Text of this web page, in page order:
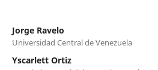
Jorge Ravelo
Universidad Central de Venezuela
Yscarlett Ortiz